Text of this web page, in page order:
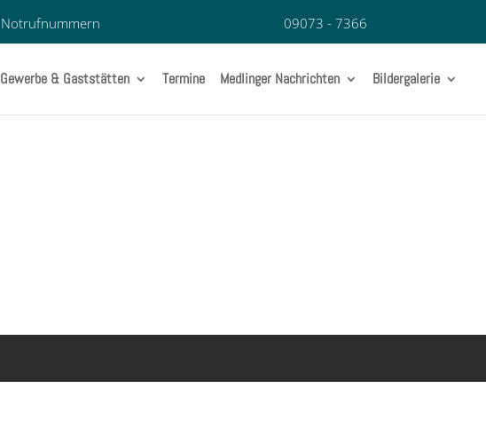
Notrufnummern 09073 - 7366
Gewerbe & Gaststätten Termine Medlinger Nachrichten Bildergalerie